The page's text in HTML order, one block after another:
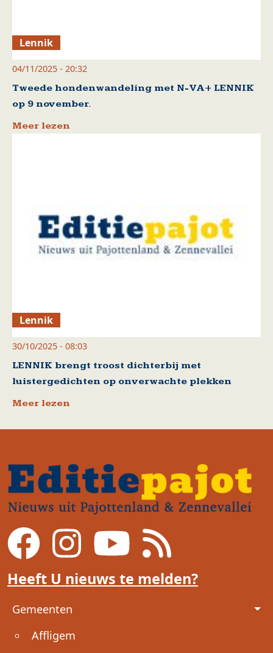
Lennik
04/11/2025 - 20:32
Tweede hondenwandeling met N-VA+ LENNIK
op 9 november.
Meer lezen
Lennik
30/10/2025 - 08:03
LENNIK brengt troost dichterbij met
luistergedichten op onverwachte plekken
Meer lezen
Heeft U nieuws te melden?
Voet
Gemeenten
Affligem